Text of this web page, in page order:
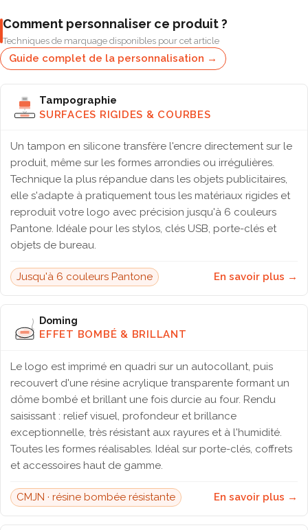
Comment personnaliser ce produit ?
Techniques de marquage disponibles pour cet article
Guide complet de la personnalisation →
Tampographie
SURFACES RIGIDES & COURBES
Un tampon en silicone transfère l'encre directement sur le
produit, même sur les formes arrondies ou irrégulières.
Technique la plus répandue dans les objets publicitaires,
elle s'adapte à pratiquement tous les matériaux rigides et
reproduit votre logo avec précision jusqu'à 6 couleurs
Pantone. Idéale pour les stylos, clés USB, porte-clés et
objets de bureau.
Jusqu'à 6 couleurs Pantone En savoir plus →
Doming
EFFET BOMBÉ & BRILLANT
Le logo est imprimé en quadri sur un autocollant, puis
recouvert d'une résine acrylique transparente formant un
dôme bombé et brillant une fois durcie au four. Rendu
saisissant : relief visuel, profondeur et brillance
exceptionnelle, très résistant aux rayures et à l'humidité.
Toutes les formes réalisables. Idéal sur porte-clés, coffrets
et accessoires haut de gamme.
CMJN · résine bombée résistante En savoir plus →